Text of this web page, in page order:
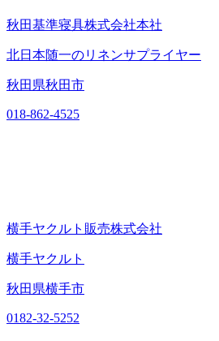
秋田基準寝具株式会社本社
北日本随一のリネンサプライヤー
秋田県秋田市
018-862-4525
横手ヤクルト販売株式会社
横手ヤクルト
秋田県横手市
0182-32-5252